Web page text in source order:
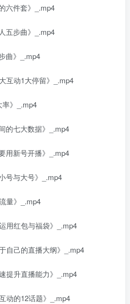
六件套》_.mp4
五步曲》_.mp4
曲》_.mp4
互动1大停留》_.mp4
》_.mp4
的七大数据》_.mp4
用新号开播》_.mp4
号与大号》_.mp4
量》_.mp4
用红包与福袋》_.mp4
自己的直播大纲》_.mp4
提升直播能力》_.mp4
动的12话题》_.mp4